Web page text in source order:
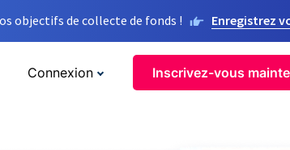
objectifs de collecte de fonds ! Enregistrez
Connexion Inscrivez-vous